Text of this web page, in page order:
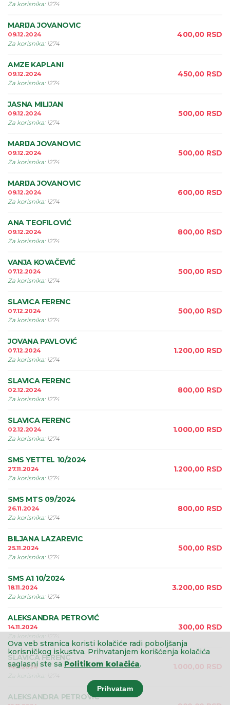
Za korisnika: 1274
MARIJA JOVANOVIC
09.12.2024
Za korisnika: 1274
400,00 RSD
AMZE KAPLANI
09.12.2024
Za korisnika: 1274
450,00 RSD
JASNA MILIJAN
09.12.2024
Za korisnika: 1274
500,00 RSD
MARIJA JOVANOVIC
09.12.2024
Za korisnika: 1274
500,00 RSD
MARIJA JOVANOVIC
09.12.2024
Za korisnika: 1274
600,00 RSD
ANA TEOFILOVIĆ
09.12.2024
Za korisnika: 1274
800,00 RSD
VANJA KOVAČEVIĆ
07.12.2024
Za korisnika: 1274
500,00 RSD
SLAVICA FERENC
07.12.2024
Za korisnika: 1274
500,00 RSD
JOVANA PAVLOVIĆ
07.12.2024
Za korisnika: 1274
1.200,00 RSD
SLAVICA FERENC
02.12.2024
Za korisnika: 1274
800,00 RSD
SLAVICA FERENC
02.12.2024
Za korisnika: 1274
1.000,00 RSD
SMS YETTEL 10/2024
27.11.2024
Za korisnika: 1274
1.200,00 RSD
SMS MTS 09/2024
26.11.2024
Za korisnika: 1274
800,00 RSD
BILJANA LAZAREVIC
25.11.2024
Za korisnika: 1274
500,00 RSD
SMS A1 10/2024
18.11.2024
Za korisnika: 1274
3.200,00 RSD
ALEKSANDRA PETROVIĆ
14.11.2024
Za korisnika
300,00 RSD
SLAVICA FERENC
14.11.2024
Za korisnika
1.000,00 RSD
ALEKSANDRA PETROVIC
Ova veb stranica koristi kolačiće radi poboljšanja
korisničkog iskustva. Prihvatanjem korišćenja kolačića
saglasni ste sa Politikom kolačića.
Prihvatam